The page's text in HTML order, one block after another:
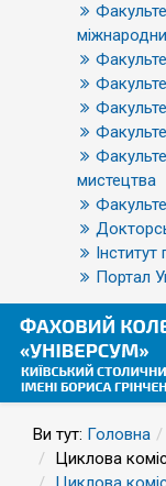
мистецтва
Портал
Ви тут: Головна
Циклова